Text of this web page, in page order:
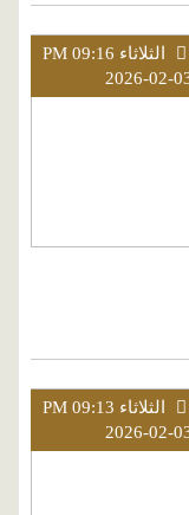
الثلاثاء PM 09:16
2026-02-
الثلاثاء PM 09:13
2026-02-